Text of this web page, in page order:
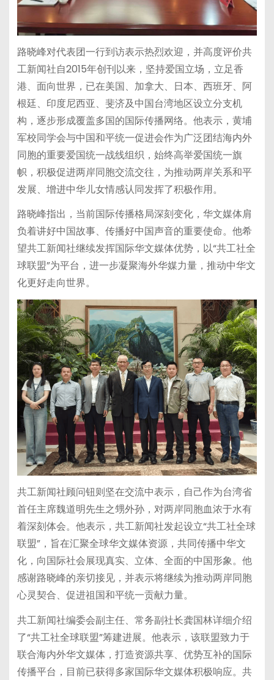
路晓峰对代表团一行到访表示热烈欢迎，并高度评价共
工新闻社自2015年创刊以来，坚持爱国立场，立足香
港、面向世界，已在美国、加拿大、日本、西班牙、阿
根廷、印度尼西亚、斐济及中国台湾地区设立分支机
构，逐步形成覆盖多国的国际传播网络。他表示，黄埔
军校同学会与中国和平统一促进会作为广泛团结海内外
同胞的重要爱国统一战线组织，始终高举爱国统一旗
帜，积极促进两岸同胞交流交往，为推动两岸关系和平
发展、增进中华儿女情感认同发挥了积极作用。
路晓峰指出，当前国际传播格局深刻变化，华文媒体肩
负着讲好中国故事、传播好中国声音的重要使命。他希
望共工新闻社继续发挥国际华文媒体优势，以“共工社全
球联盟”为平台，进一步凝聚海外华媒力量，推动中华文
化更好走向世界。
共工新闻社顾问钮则坚在交流中表示，自己作为台湾省
首任主席魏道明先生之甥外孙，对两岸同胞血浓于水有
着深刻体会。他表示，共工新闻社发起设立“共工社全球
联盟”，旨在汇聚全球华文媒体资源，共同传播中华文
化，向国际社会展现真实、立体、全面的中国形象。他
感谢路晓峰的亲切接见，并表示将继续为推动两岸同胞
心灵契合、促进祖国和平统一贡献力量。
共工新闻社编委会副主任、常务副社长龚国林详细介绍
了“共工社全球联盟”筹建进展。他表示，该联盟致力于
联合海内外华文媒体，打造资源共享、优势互补的国际
传播平台，目前已获得多家国际华文媒体积极响应。共